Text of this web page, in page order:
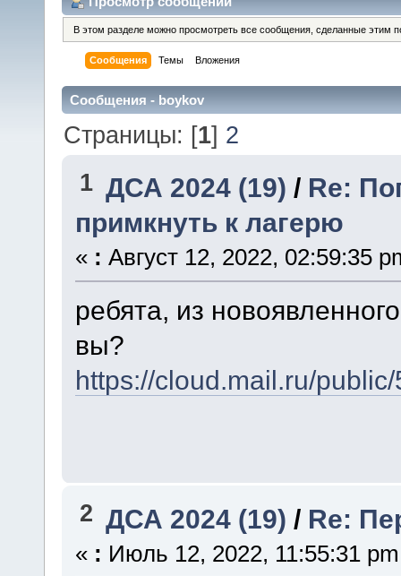
В этом разделе можно просмотреть все сообщения, сделанные этим
Сообщения Темы Вложения
Сообщения - boykov
Страницы: [1] 2
1 ДСА 2024 (19) / Re:
примкнуть к лагерю
« : Август 12, 2022, 02:59:35
ребята, из
вы?
https://cloud.mail.ru/
2 ДСА 2024 (19) / Re:
« : Июль 12, 2022, 11:55:31